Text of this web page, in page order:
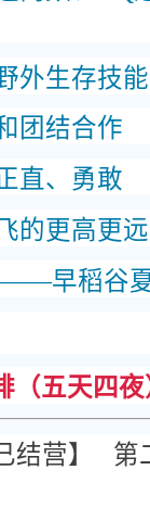
外生存技
团结合作
直、勇敢
的更高更远
早稻谷
（五天四夜
结营】
第